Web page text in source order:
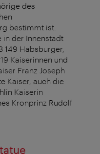
des
bestimmt ist.
in der Innenstadt
149 Habsburger,
Kaiserinnen und
Franz Joseph
Kaiser, auch die
Kaiserin
Kronprinz Rudolf